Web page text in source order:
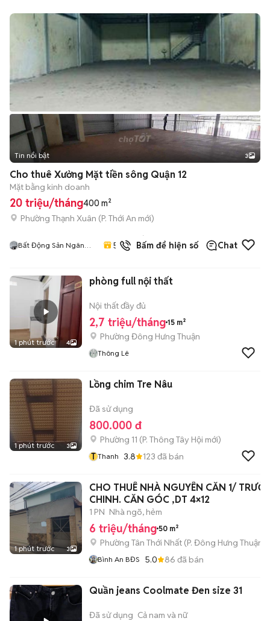
Tin nổi bật 3
Cho thuê Xưởng Mặt tiền sông Quận 12
Mặt bằng kinh doanh
20 triệu/tháng400 m²
Phường Thạnh Xuân (P. Thới An mới)
Bất Động Sản Ngân
5.0
đã
bán
Bấm để hiện số Chat
1 phút trước 4
phòng full nội thất
Nội thất đầy đủ
2,7 triệu/tháng 15 m²
Phường Đông Hưng Thuận
Thông Lê
1 phút trước 3
Lồng chim Tre Nâu
Đã sử dụng
800.000 đ
Phường 11 (P. Thông Tây Hội mới)
T Thanh 3.8 123 đã bán
1 phút trước 3
CHO THUÊ NHÀ NGUYÊN CĂN 1/
CHINH. CĂN GÓC ,DT 4×12
1 PN Nhà ngõ, hẻm
6 triệu/tháng 50 m²
Phường Tân Thới Nhất (P. Đông Hưng Thuận
Bình An BĐS 5.0 86 đã bán
Quần jeans Coolmate Đen size 31
Đã sử dụng Cả nam và nữ